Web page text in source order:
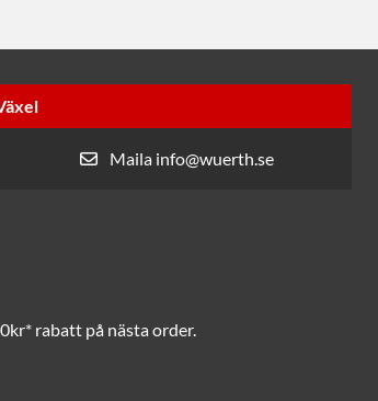
Maila info@wuerth.se
rabatt på nästa order.